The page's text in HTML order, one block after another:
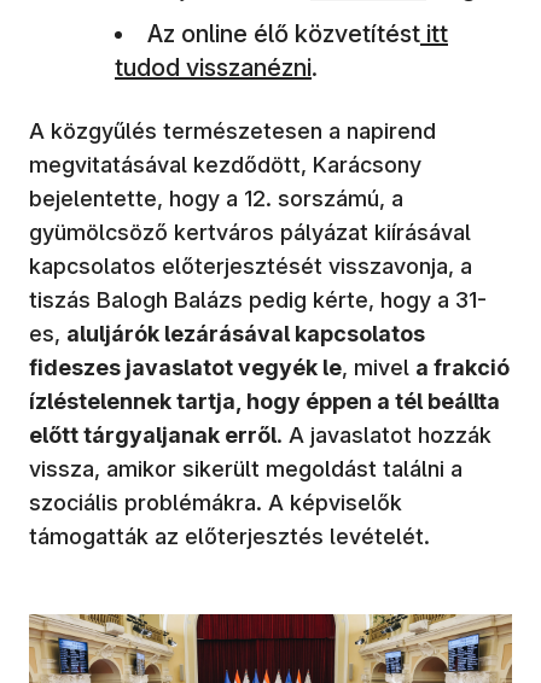
Az online élő közvetítést itt
tudod visszanézni.
A közgyűlés természetesen a napirend
megvitatásával kezdődött, Karácsony
bejelentette, hogy a 12. sorszámú, a
gyümölcsöző kertváros pályázat kiírásával
kapcsolatos előterjesztését visszavonja, a
tiszás Balogh Balázs pedig kérte, hogy a 31-
es, aluljárók lezárásával kapcsolatos
fideszes javaslatot vegyék le, mivel a frakció
ízléstelennek tartja, hogy éppen a tél beállta
előtt tárgyaljanak erről. A javaslatot hozzák
vissza, amikor sikerült megoldást találni a
szociális problémákra. A képviselők
támogatták az előterjesztés levételét.